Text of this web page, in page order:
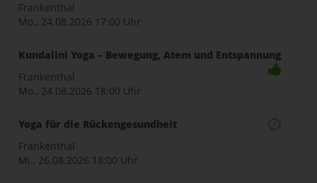
Frankenthal
Mo., 24.08.2026 17:00 Uhr
Kundalini Yoga – Bewegung, Atem und Entspannung
Frankenthal
Mo., 24.08.2026 18:00 Uhr
Yoga für die Rückengesundheit
Frankenthal
Mi., 26.08.2026 18:00 Uhr